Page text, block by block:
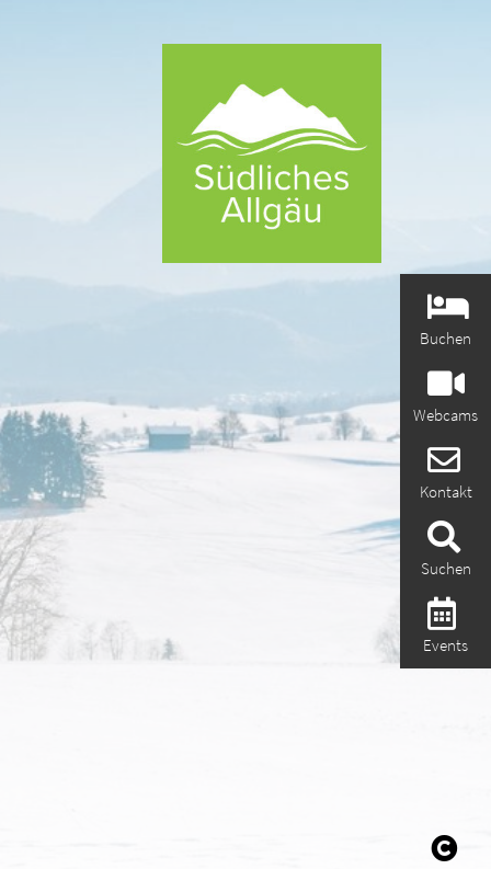
Buchen
Webcams
Kontakt
Suchen
Events